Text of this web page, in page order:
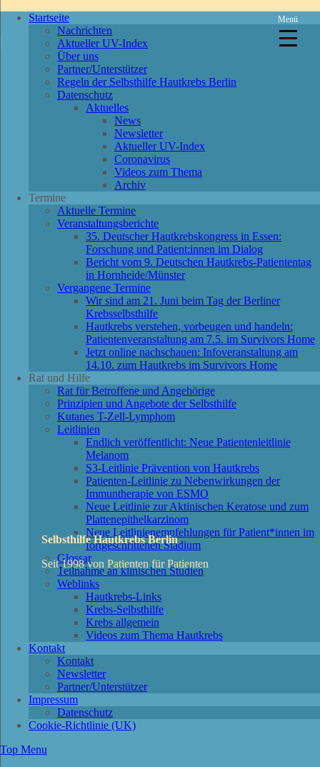
Startseite
Nachrichten
Aktueller UV-Index
Über uns
Partner/Unterstützer
Regeln der Selbsthilfe Hautkrebs Berlin
Datenschutz
Aktuelles
News
Newsletter
Aktueller UV-Index
Coronavirus
Videos zum Thema
Archiv
Termine
Aktuelle Termine
Veranstaltungsberichte
35. Deutscher Hautkrebskongress in Essen:
Forschung und Patient:innen im Dialog
Bericht vom 9. Deutschen Hautkrebs-Patiententag
in Hornheide/Münster
Vergangene Termine
Wir sind am 21. Juni beim Tag der Berliner
Krebsselbsthilfe
Hautkrebs verstehen, vorbeugen und handeln:
Patientenveranstaltung am 7.5. im Survivors Home
Jetzt online nachschauen: Infoveranstaltung am
14.10. zum Hautkrebs im Survivors Home
Rat und Hilfe
Rat für Betroffene und Angehörige
Prinzipien und Angebote der Selbsthilfe
Kutanes T-Zell-Lymphom
Leitlinien
Endlich veröffentlicht: Neue Patientenleitlinie
Melanom
S3-Leitlinie Prävention von Hautkrebs
Patienten-Leitlinie zu Nebenwirkungen der
Immuntherapie von ESMO
Neue Leitlinie zur Aktinischen Keratose und zum
Plattenepithelkarzinom
Neue Leitlinienempfehlungen für Patient*innen im
fortgeschrittenen Stadium
Glossar
Teilnahme an klinischen Studien
Weblinks
Hautkrebs-Links
Krebs-Selbsthilfe
Krebs allgemein
Videos zum Thema Hautkrebs
Kontakt
Kontakt
Newsletter
Partner/Unterstützer
Impressum
Datenschutz
Cookie-Richtlinie (UK)
Top Menu
Selbsthilfe Hautkrebs Berlin
Seit 1998 von Patienten für Patienten
Menü